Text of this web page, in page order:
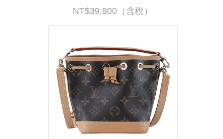
NANO NOE 舊版 背帶改造 原背
帶移除，附原廠肩帶
NT$39,800（含稅）